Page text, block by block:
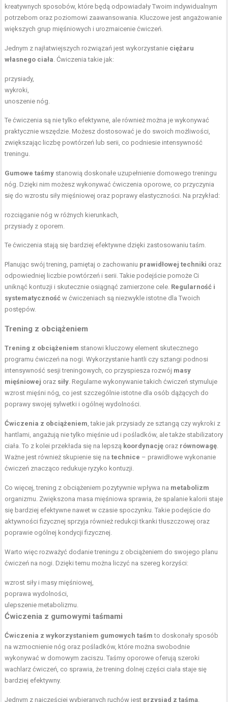
kreatywnych sposobów, które będą odpowiadały Twoim indywidualnym
potrzebom oraz poziomowi zaawansowania. Kluczowe jest angażowanie
większych grup mięśniowych i urozmaicenie ćwiczeń.
Jednym z najłatwiejszych rozwiązań jest wykorzystanie ciężaru
własnego ciała. Ćwiczenia takie jak:
przysiady,
wykroki,
unoszenie nóg.
Te ćwiczenia są nie tylko efektywne, ale również można je wykonywać
praktycznie wszędzie. Możesz dostosować je do swoich możliwości,
zwiększając liczbę powtórzeń lub serii, co podniesie intensywność
treningu.
Gumowe taśmy stanowią doskonałe uzupełnienie domowego treningu
nóg. Dzięki nim możesz wykonywać ćwiczenia oporowe, co przyczynia
się do wzrostu siły mięśniowej oraz poprawy elastyczności. Na przykład:
rozciąganie nóg w różnych kierunkach,
przysiady z oporem.
Te ćwiczenia stają się bardziej efektywne dzięki zastosowaniu taśm.
Planując swój trening, pamiętaj o zachowaniu prawidłowej techniki oraz
odpowiedniej liczbie powtórzeń i serii. Takie podejście pomoże Ci
uniknąć kontuzji i skutecznie osiągnąć zamierzone cele. Regularność i
systematyczność w ćwiczeniach są niezwykle istotne dla Twoich
postępów.
Trening z obciążeniem
Trening z obciążeniem stanowi kluczowy element skutecznego
programu ćwiczeń na nogi. Wykorzystanie hantli czy sztangi podnosi
intensywność sesji treningowych, co przyspiesza rozwój masy
mięśniowej oraz siły. Regularne wykonywanie takich ćwiczeń stymuluje
wzrost mięśni nóg, co jest szczególnie istotne dla osób dążących do
poprawy swojej sylwetki i ogólnej wydolności.
Ćwiczenia z obciążeniem, takie jak przysiady ze sztangą czy wykroki z
hantlami, angażują nie tylko mięśnie ud i pośladków, ale także stabilizatory
ciała. To z kolei przekłada się na lepszą koordynację oraz równowagę.
Ważne jest również skupienie się natechnice – prawidłowe wykonanie
ćwiczeń znacząco redukuje ryzyko kontuzji.
Co więcej, trening z obciążeniem pozytywnie wpływa na metabolizm
organizmu. Zwiększona masa mięśniowa sprawia, że spalanie kalorii staje
się bardziej efektywne nawet w czasie spoczynku. Takie podejście do
aktywności fizycznej sprzyja również redukcji tkanki tłuszczowej oraz
poprawie ogólnej kondycji fizycznej.
Warto więc rozważyć dodanie treningu z obciążeniem do swojego planu
ćwiczeń na nogi. Dzięki temu można liczyć na szereg korzyści:
wzrost siły i masy mięśniowej,
poprawa wydolności,
ulepszenie metabolizmu.
Ćwiczenia z gumowymi taśmami
Ćwiczenia z wykorzystaniem gumowych taśm to doskonały sposób
na wzmocnienie nóg oraz pośladków, które można swobodnie
wykonywać w domowym zaciszu. Taśmy oporowe oferują szeroki
wachlarz ćwiczeń, co sprawia, że trening dolnej części ciała staje się
bardziej efektywny.
Jednym z najczęściej wybieranych ruchów jest przysiad z taśmą.